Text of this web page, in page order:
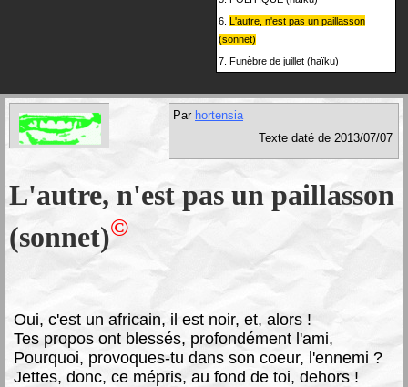
6. L'autre, n'est pas un paillasson
(sonnet)
7. Funèbre de juillet (haïku)
Par hortensia
Texte daté de 2013/07/07
L'autre, n'est pas un paillasson
(sonnet)©
Oui, c'est un africain, il est noir, et, alors !
Tes propos ont blessés, profondément l'ami,
Pourquoi, provoques-tu dans son coeur, l'ennemi ?
Jettes, donc, ce mépris, au fond de toi, dehors !